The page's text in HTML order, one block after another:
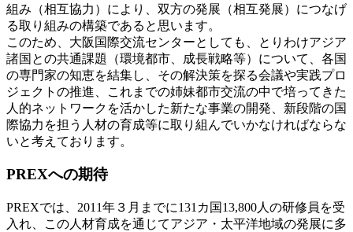
組み（相互協力）により、双方の発展（相互発展）につなげ
る取り組みの構築であると思います。
このため、大阪国際交流センターとしても、とりわけアジア
諸国との共通課題（環境都市、成長戦略等）について、各国
の専門家の知恵を結集し、その解決策を探る会議や実践プロ
ジェクトの推進、これまでの姉妹都市交流の中で培ってきた
人的ネットワークを活かした新たな事業の開発、新段階の国
際協力を担う人材の育成等に取り組んでいかなければならな
いと考えております。
PREXへの期待
PREXでは、2011年３月までに131カ国13,800人の研修員を受
入れ、この人材育成を通じてアジア・太平洋地域の発展に多